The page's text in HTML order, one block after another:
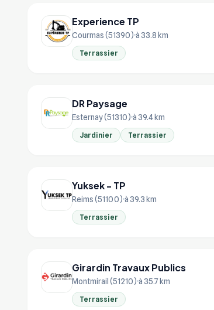
Experience TP
Courmas (51390) à 33.8 km
Terrassier
DR Paysage
Esternay (51310) à 39.4 km
Jardinier Terrassier
Yuksek - TP
Reims (51100) à 39.3 km
Terrassier
Girardin Travaux Publics
Montmirail (51210) à 35.7 km
Terrassier